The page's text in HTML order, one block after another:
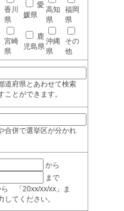
香川
県
愛
媛県
高知
県
福岡
県
宮崎
県
鹿
児島県
沖縄
県
その
他
道府県とあわせて検索
とができます。
合併で選挙区が分かれ
から
まで
「20xx/xx/xx」ま
てください。